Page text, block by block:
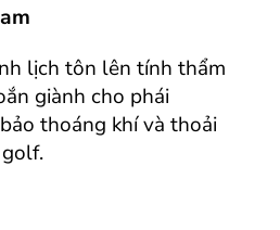
lịch tôn lên tính thẩm
giành cho phái
thoáng khí và thoải